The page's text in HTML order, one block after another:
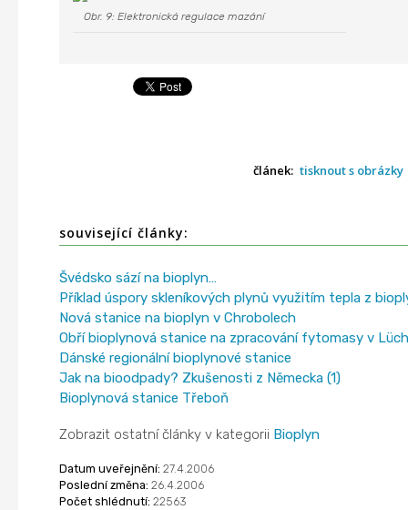
Obr. 9: Elektronická regulace mazání
článek: tisknout s obrázky
související články:
Švédsko sází na bioplyn…
Příklad úspory skleníkových plynů využitím tepla z
Nová stanice na bioplyn v Chrobolech
Obří bioplynová stanice na zpracování fytomasy v
Dánské regionální bioplynové stanice
Jak na bioodpady? Zkušenosti z Německa (1)
Bioplynová stanice Třeboň
Zobrazit ostatní články v kategorii Bioplyn
Datum uveřejnění: 27.4.2006
Poslední změna: 26.4.2006
Počet shlédnutí: 22563